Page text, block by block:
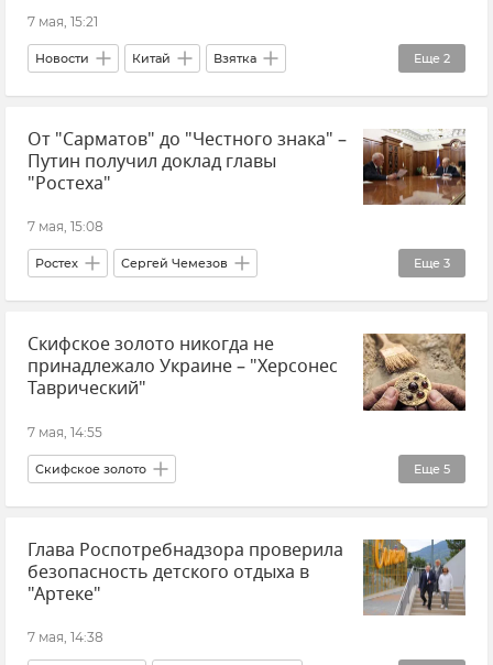
7 мая, 15:21
Еще 2
Новости Китай Взятка
Смертная казнь Коррупция
От "Сарматов" до "Честного знака" –
Путин получил доклад главы
"Ростеха"
7 мая, 15:08
Еще 3
Ростех Сергей Чемезов
Владимир Путин (политик) Россия
Наука и технологии
Скифское золото никогда не
принадлежало Украине – "Херсонес
Таврический"
7 мая, 14:55
Еще 5
Скифское золото
Ситуация вокруг скифского золота
Севастополь
Глава Роспотребнадзора проверила
безопасность детского отдыха в
"Артеке"
7 мая, 14:38